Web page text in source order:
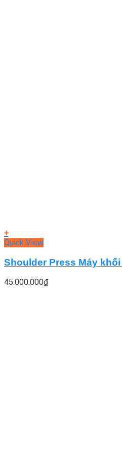
+
Quick View
Shoulder Press Máy
45.000.000₫